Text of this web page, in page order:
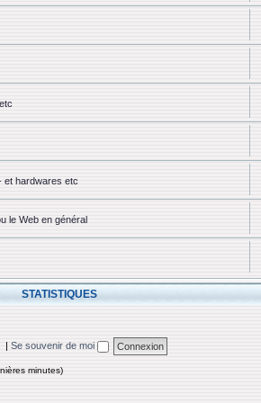
et hardwares etc
le Web en général
STATISTIQUES
| Se souvenir de moi
minutes)